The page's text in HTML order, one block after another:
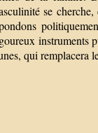
se
instruments
qui remplacera